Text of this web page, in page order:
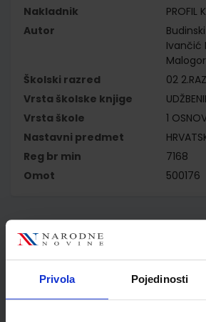
Privola Pojedinosti
Nakladnik
PROFIL
Autor
Ivančić
Školski razred
02
Vrsta školske knjige
Vrsta škole
1
Nastavni predmet
Reg br min
7168
Omot
500176
Kupci najčešće